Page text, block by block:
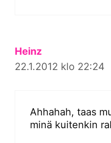
Heinz
22.1.2012 klo 22:24
Ahhahah, taas
minä kuitenkin